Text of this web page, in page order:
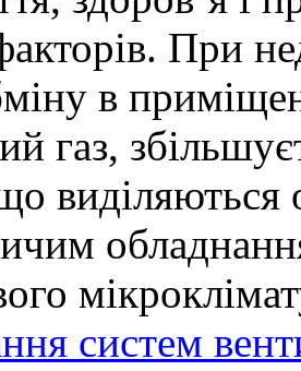
При
в
газ,
виділяються
систем